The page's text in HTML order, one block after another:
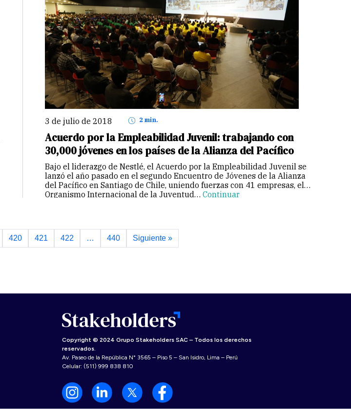
3 de julio de 2018 2 min.
Acuerdo por la Empleabilidad Juvenil: trabajando con
30,000 jóvenes en los países de la Alianza del Pacífico
Bajo el liderazgo de Nestlé, el Acuerdo por la Empleabilidad Juvenil se
lanzó el año pasado en el segundo Encuentro de Jóvenes de la Alianza
del Pacífico en Santiago de Chile, uniendo fuerzas con 41 empresas, el
Organismo Internacional de la Juventud… Continuar
420 421 422 … 440 Siguiente »
Copyright © 2024 Grupo Stakeholders SAC – Todos los derechos
reservados.
Av. Paseo de la República N° 3565 – Piso 5 – San Isidro, Lima – Perú
Celular: (511) 999 838 810